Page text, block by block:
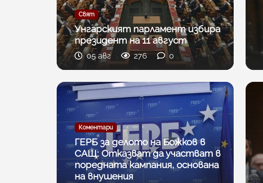
Свят
Унгарският парламент избира
президент на 11 август
05 авг 276 0
Коментари
ГЕРБ за делото на Божков в
САЩ: Отказват да участват в
поредната кампания, основана
на внушения